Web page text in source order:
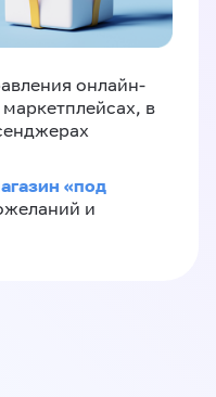
онлайн-
маркетплейсах, в
«‎под
и